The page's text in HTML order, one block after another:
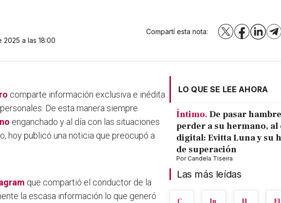
a las 18:00
Compartí esta nota: X Facebook
comparte información exclusiva e inédita
De esta manera siempre
enganchado y al día con las situaciones
hoy publicó una noticia que preocupó a
que compartió el conductor de la
la escasa información lo que generó
LO QUE SE LEE AHORA
Íntimo. De pasar
perder a su hermano, al
digital: Evitta Luna y su
de superación
PorCandela Tiseira
Las más leídas